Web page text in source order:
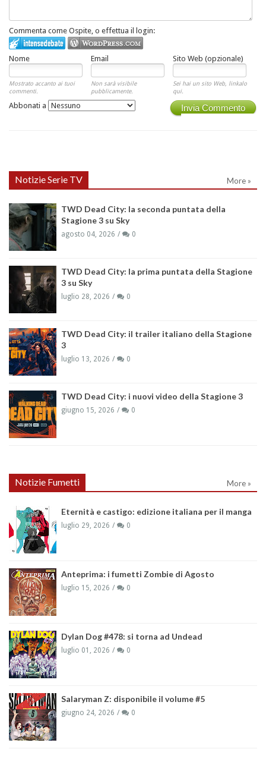
Commenta come Ospite, o effettua il login:
Nome Email Sito Web (opzionale)
Mostrato accanto ai tuoi
commenti.
Non sarà visibile
pubblicamente.
Sei hai un sito Web, linkalo
qui.
Invia Commento
Abbonati a
Notizie Serie TV More »
TWD Dead City: la seconda puntata della
Stagione 3 su Sky
agosto 04, 2026 0
TWD Dead City: la prima puntata della Stagione
3 su Sky
luglio 28, 2026 0
TWD Dead City: il trailer italiano della Stagione
3
luglio 13, 2026 0
TWD Dead City: i nuovi video della Stagione 3
giugno 15, 2026 0
Notizie Fumetti More »
Eternità e castigo: edizione italiana per il manga
luglio 29, 2026 0
Anteprima: i fumetti Zombie di Agosto
luglio 15, 2026 0
Dylan Dog #478: si torna ad Undead
luglio 01, 2026 0
Salaryman Z: disponibile il volume #5
giugno 24, 2026 0